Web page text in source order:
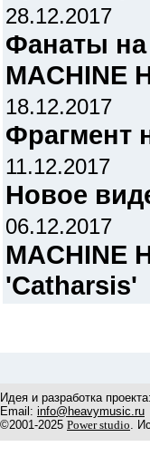
28.12.2017
Фанаты
MACHINE
18.12.2017
Фрагмент
11.12.2017
Новое
06.12.2017
MACHINE
'Catharsis'
Идея и разработка проекта:
Email: info@heavymusic.ru
©2001-2025 Power studio.